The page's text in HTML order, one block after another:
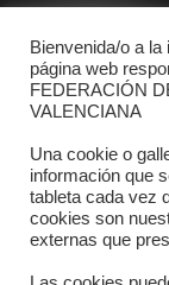
Bienvenida/o a
página web
FEDERACIÓN
VALENCIANA
Una cookie o
información que
tableta cada vez
cookies son
externas que